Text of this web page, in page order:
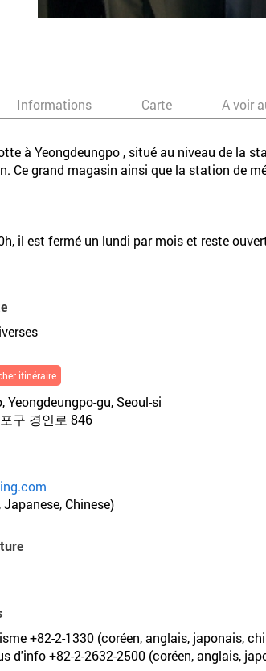
Informations Carte A voir
à Yeongdeungpo , situé au niveau de la
Ce grand magasin ainsi que la station de
il est fermé un lundi par mois et reste
itinéraire
Yeongdeungpo-gu, Seoul-si
구 경인로 846
Japanese, Chinese)
+82-2-1330 (coréen, anglais, japonais,
d'info +82-2-2632-2500 (coréen, anglais,